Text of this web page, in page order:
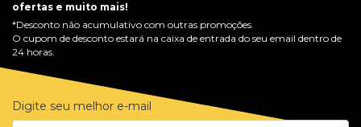
ofertas e muito mais!
*Desconto não acumulativo com outras promoções.
O cupom de desconto estará na caixa de entrada do seu email dentro de
24 horas.
Digite seu melhor e-mail